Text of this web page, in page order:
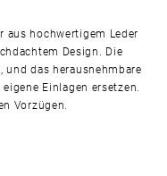
aus hochwertigem Leder
Design. Die
und das herausnehmbare
Einlagen ersetzen.
Vorzügen.